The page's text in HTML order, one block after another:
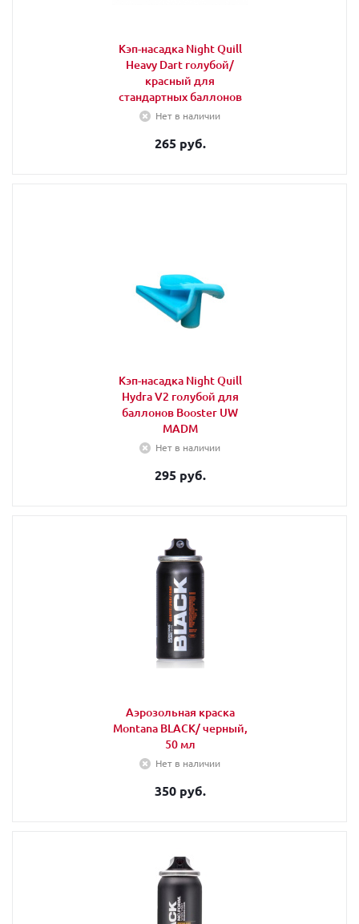
Кэп-насадка Night Quill
Heavy Dart голубой/
красный для
стандартных баллонов
Нет в наличии
265 руб.
Кэп-насадка Night Quill
Hydra V2 голубой для
баллонов Booster UW
MADM
Нет в наличии
295 руб.
Аэрозольная краска
Montana BLACK/ черный,
50 мл
Нет в наличии
350 руб.